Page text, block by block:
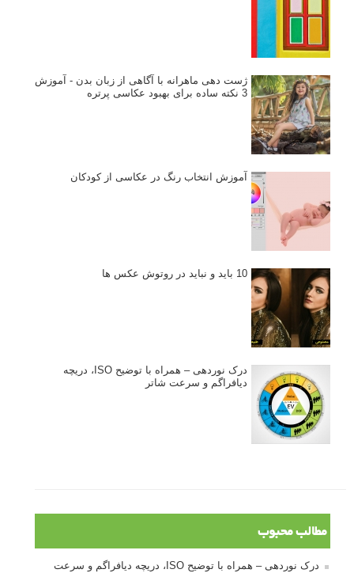
ژست دهی ماهرانه با آگاهی از زبان بدن - آموزش
3 نکته ساده برای بهبود عکاسی پرتره
آموزش انتخاب رنگ در عکاسی از کودکان
10 باید و نباید در روتوش عکس ها
درک نوردهی – همراه با توضیح ISO، دریچه
دیافراگم و سرعت شاتر
مطالب محبوب
درک نوردهی – همراه با توضیح ISO، دریچه دیافراگم و سرعت